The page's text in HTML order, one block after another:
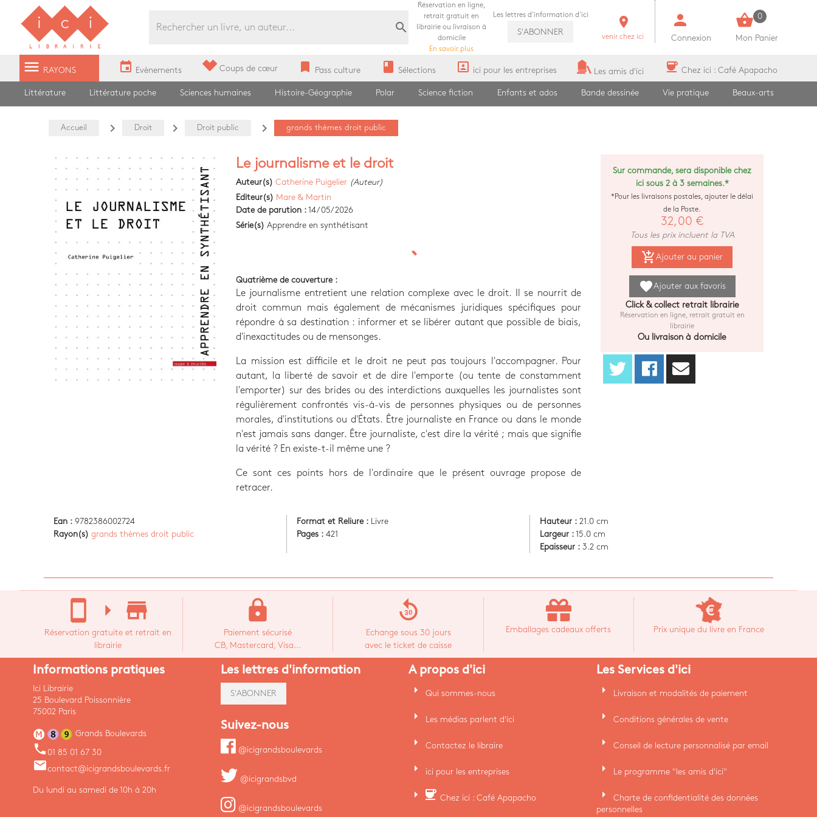
Librairie Ici Grands Boulevards
search
Réservation en ligne,
retrait gratuit en
librairie ou livraison à
domicile
En savoir plus
Les lettres d'information d'ici
S'ABONNER
room
venir chez ici
person
Connexion
shopping_basket 0
Mon Panier
menu RAYONS event Evènements Coups de cœur bookmark Pass culture book Sélections portrait ici pour les entreprises Les amis d'ici coffee Chez ici : Café Apapacho
Littérature Littérature poche Sciences humaines Histoire-Géographie Polar Science fiction Enfants et ados Bande dessinée Vie pratique Beaux-arts
Accueil navigate_next Droit navigate_next Droit public navigate_next grands thèmes droit public
Le journalisme et le droit
Auteur(s) Catherine Puigelier (Auteur)
Editeur(s) Mare & Martin
Date de parution : 14/05/2026
Série(s) Apprendre en synthétisant
Quatrième de couverture :
Le journalisme entretient une relation complexe avec le droit. Il se nourrit de
droit commun mais également de mécanismes juridiques spécifiques pour
répondre à sa destination : informer et se libérer autant que possible de biais,
d'inexactitudes ou de mensonges.
La mission est difficile et le droit ne peut pas toujours l'accompagner. Pour
autant, la liberté de savoir et de dire l'emporte (ou tente de constamment
l'emporter) sur des brides ou des interdictions auxquelles les journalistes sont
régulièrement confrontés vis-à-vis de personnes physiques ou de personnes
morales, d'institutions ou d'États. Être journaliste en France ou dans le monde
n'est jamais sans danger. Être journaliste, c'est dire la vérité ; mais que signifie
la vérité ? En existe-t-il même une ?
Ce sont ces points hors de l'ordinaire que le présent ouvrage propose de
retracer.
Sur commande, sera disponible chez
ici sous 2 à 3 semaines.*
*Pour les livraisons postales, ajouter le délai
de la Poste.
32,00 €
Tous les prix incluent la TVA
add_shopping_cart Ajouter au panier
favoriteAjouter aux favoris
Click & collect retrait librairie
Réservation en ligne, retrait gratuit en
librairie
Ou livraison à domicile
Ean : 9782386002724
Rayon(s) grands thèmes droit public
Format et Reliure :
Livre
Pages : 421
Hauteur : 21.0 cm
Largeur : 15.0 cm
Epaisseur : 3.2 cm
stay_current_portrait arrow_right store_mall_directory
Réservation gratuite et retrait en
librairie
lock
Paiement sécurisé
CB, Mastercard, Visa...
replay_30
Echange sous 30 jours
avec le ticket de caisse
Emballages cadeaux offerts Prix unique du livre en France
Informations pratiques
Ici Librairie
25 Boulevard Poissonnière
75002 Paris
Grands Boulevards
phone 01 85 01 67 30
emailcontact@icigrandsboulevards.fr
Du lundi au samedi de 10h à 20h
Les lettres d'information
S'ABONNER
Suivez-nous
@icigrandsboulevards
@icigrandsbvd
@icigrandsboulevards
A propos d'ici
arrow_right Qui sommes-nous
arrow_right Les médias parlent d'ici
arrow_right Contactez le libraire
arrow_right ici pour les entreprises
arrow_right coffee Chez ici : Café Apapacho
Les Services d'ici
arrow_right Livraison et modalités de paiement
arrow_right Conditions générales de vente
arrow_right Conseil de lecture personnalisé par email
arrow_right Le programme "les amis d'ici"
arrow_right
Charte de confidentialité des données
personnelles